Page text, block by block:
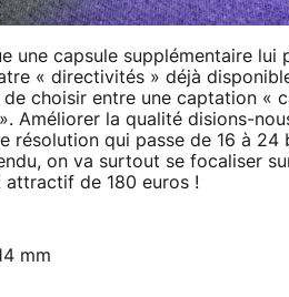
une capsule supplémentaire
« directivités » déjà
choisir entre une captation «
Améliorer la qualité disions-
résolution qui passe de 16 à
on va surtout se focaliser
de 180 euros !
mm